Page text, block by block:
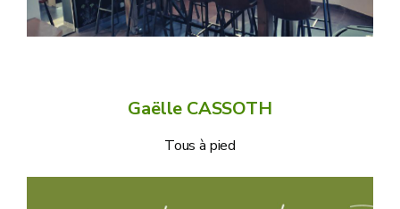
Gaëlle CASSOTH
Tous à pied